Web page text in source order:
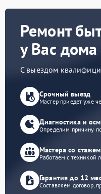
Ремонт
у Вас дома
С выездом
Срочный выезд
Мастер приедет уже
Диагностика и
Определим причину
Мастера со
Работаем с техникой
Гарантия до 12
Составляем договор,